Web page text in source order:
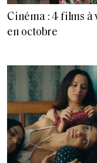
Cinéma : 4 films à
en octobre